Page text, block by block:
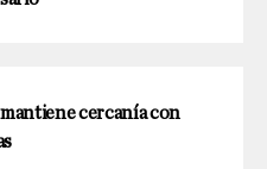
cercanía con